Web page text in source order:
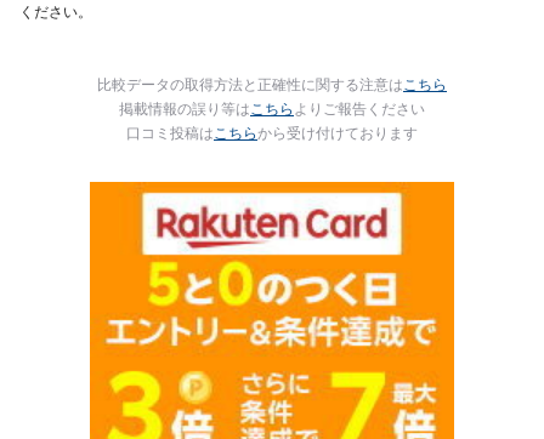
ください。
比較データの取得方法と正確性に関する注意はこちら
掲載情報の誤り等はこちらよりご報告ください
口コミ投稿はこちらから受け付けております